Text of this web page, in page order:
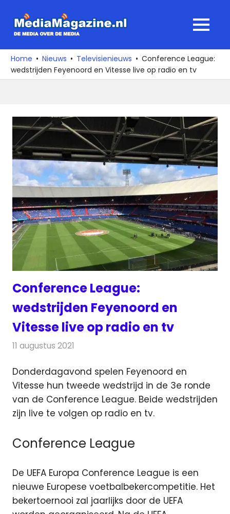
naar
media
over
de
MENU
Home Nieuws Televisienieuws
Conference League:
wedstrijden Feyenoord en Vitesse live op radio en tv
Conference League:
wedstrijden Feyenoord en
Vitesse live op radio en tv
11 augustus 2021
Donderdagavond spelen Feyenoord en
Vitesse hun tweede wedstrijd in de 3e ronde
van de Conference League. Beide wedstrijden
zijn live te volgen op radio en tv.
Conference League
De UEFA Europa Conference League is een
nieuwe Europese voetbalbekercompetitie. Het
bekertoernooi zal jaarlijks door de UEFA